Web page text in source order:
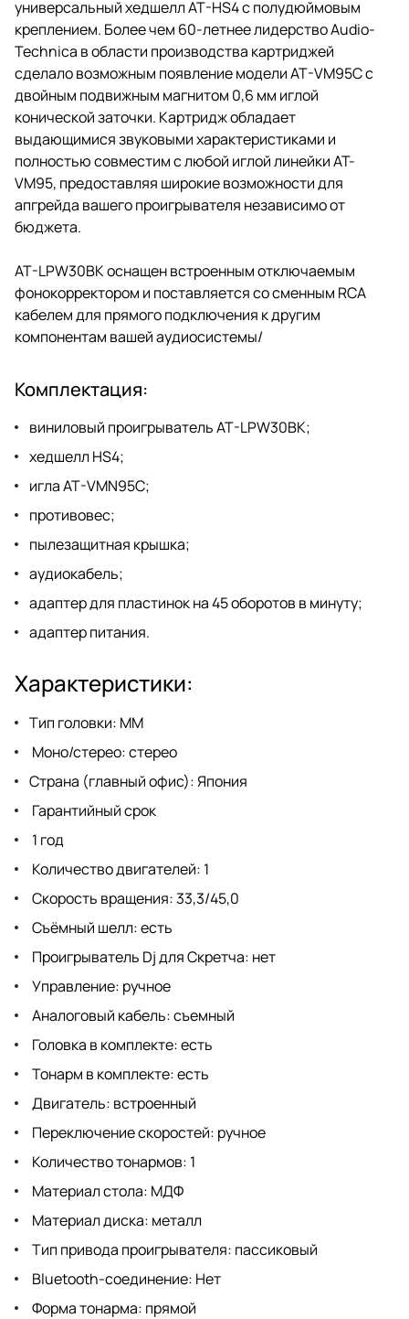
универсальный хедшелл AT-HS4 с полудюймовым
креплением. Более чем 60-летнее лидерство Audio-
Technica в области производства картриджей
сделало возможным появление модели AT-VM95C с
двойным подвижным магнитом 0,6 мм иглой
конической заточки. Картридж обладает
выдающимися звуковыми характеристиками и
полностью совместим с любой иглой линейки AT-
VM95, предоставляя широкие возможности для
апгрейда вашего проигрывателя независимо от
бюджета.
AT-LPW30BK оснащен встроенным отключаемым
фонокорректором и поставляется со сменным RCA
кабелем для прямого подключения к другим
компонентам вашей аудиосистемы/
Комплектация:
виниловый проигрыватель AT-LPW30BK;
хедшелл HS4;
игла AT-VMN95C;
противовес;
пылезащитная крышка;
аудиокабель;
адаптер для пластинок на 45 оборотов в минуту;
адаптер питания.
Характеристики:
Тип головки: MM
Моно/стерео: стерео
Страна (главный офис): Япония
Гарантийный срок
1 год
Количество двигателей: 1
Скорость вращения: 33,3/45,0
Съёмный шелл: есть
Проигрыватель Dj для Скретча: нет
Управление: ручное
Аналоговый кабель: съемный
Головка в комплекте: есть
Тонарм в комплекте: есть
Двигатель: встроенный
Переключение скоростей: ручное
Количество тонармов: 1
Материал стола: МДФ
Материал диска: металл
Тип привода проигрывателя: пассиковый
Bluetooth-соединение: Нет
Форма тонарма: прямой